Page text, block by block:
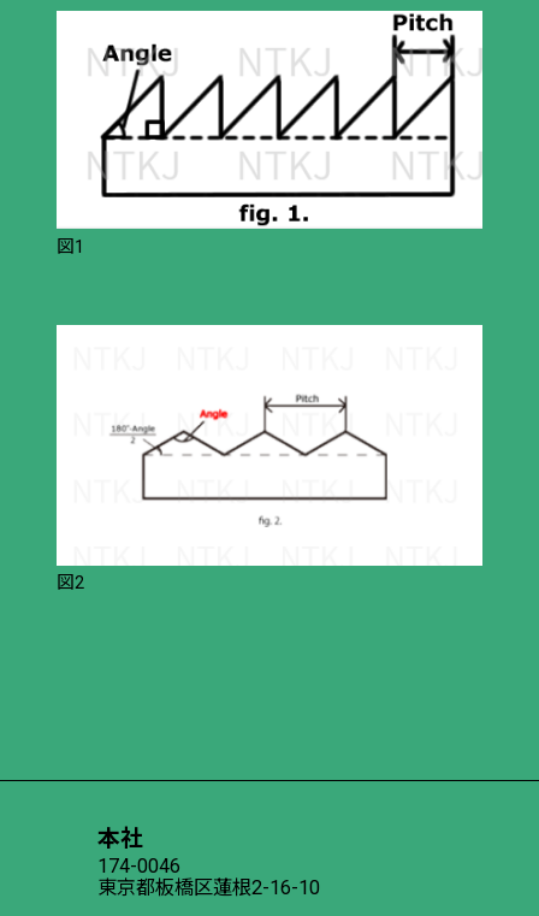
図1
図2
本社
174-0046
東京都板橋区蓮根2-16-10